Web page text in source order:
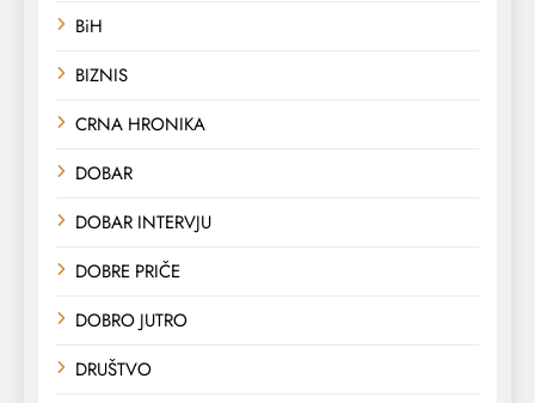
BiH
BIZNIS
CRNA HRONIKA
DOBAR
DOBAR INTERVJU
DOBRE PRIČE
DOBRO JUTRO
DRUŠTVO